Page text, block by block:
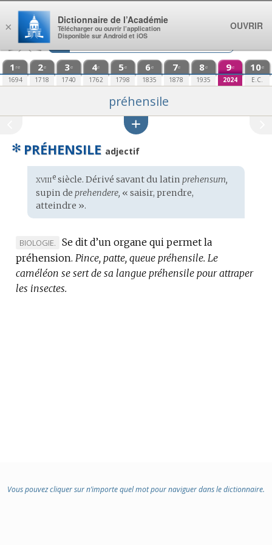
Aller au contenu
1 re
1694
2e
1718
3e
1740
4e
1762
5e
1798
6e
1835
7e
1878
8e
1935
9e
2024
10e
E.C.
préhensile
✻ PRÉHENSILE adjectif
Étymologie
:
xviiiesiècle. Dérivé savant du latin prehensum,
supin de prehendere, « saisir, prendre,
atteindre ».
MARQUE
DE
DOMAINE
:
BIOLOGIE.
Se dit d’un organe qui permet la
préhension. Pince, patte, queue préhensile. Le
caméléon se sert de sa langue préhensile pour attraper
les insectes.
Vous pouvez cliquer sur n’importe quel mot pour naviguer dans le dictionnaire.
×
Dictionnaire de l’Académie
Télécharger ou ouvrir l’application
Disponible sur Android et iOS
OUVRIR